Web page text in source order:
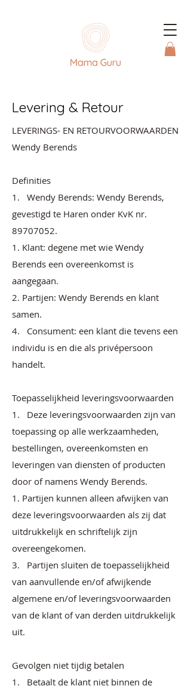
Levering & Retour
LEVERINGS- EN RETOURVOORWAARDEN
Wendy Berends
Definities
1. Wendy Berends: Wendy Berends,
gevestigd te Haren onder KvK nr.
89707052.
1. Klant: degene met wie Wendy
Berends een overeenkomst is
aangegaan.
2. Partijen: Wendy Berends en klant
samen.
4. Consument: een klant die tevens een
individu is en die als privépersoon
handelt.
Toepasselijkheid leveringsvoorwaarden
1. Deze leveringsvoorwaarden zijn van
toepassing op alle werkzaamheden,
bestellingen, overeenkomsten en
leveringen van diensten of producten
door of namens Wendy Berends.
1. Partijen kunnen alleen afwijken van
deze leveringsvoorwaarden als zij dat
uitdrukkelijk en schriftelijk zijn
overeengekomen.
3. Partijen sluiten de toepasselijkheid
van aanvullende en/of afwijkende
algemene en/of leveringsvoorwaarden
van de klant of van derden uitdrukkelijk
uit.
Gevolgen niet tijdig betalen
1. Betaalt de klant niet binnen de